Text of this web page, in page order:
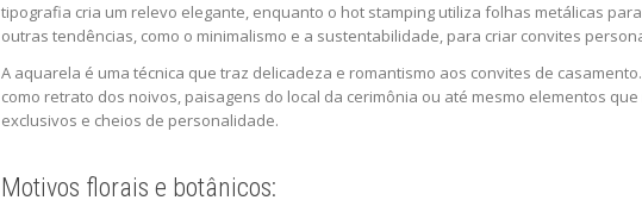
tipografia cria um relevo elegante, enquanto o hot stamping utiliza folhas metálicas
outras tendências, como o minimalismo e a sustentabilidade, para criar convites
A aquarela é uma técnica que traz delicadeza e romantismo aos convites de
como retrato dos noivos, paisagens do local da cerimônia ou até mesmo elementos
exclusivos e cheios de personalidade.
Motivos florais e botânicos: